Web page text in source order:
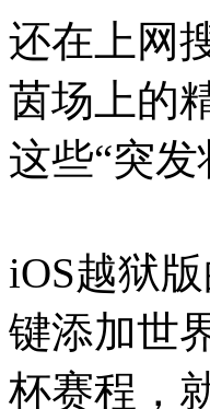
还在上网
茵场上的
这些“突
iOS越狱
键添加世
杯赛程，